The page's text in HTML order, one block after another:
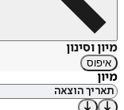
מיון וסינון
איפוס
מיון